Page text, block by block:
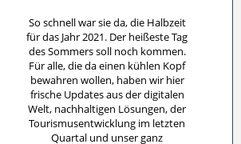
So schnell war sie da, die Halbzeit
für das Jahr 2021. Der heißeste Tag
des Sommers soll noch kommen.
Für alle, die da einen kühlen Kopf
bewahren wollen, haben wir hier
frische Updates aus der digitalen
Welt, nachhaltigen Lösungen, der
Tourismusentwicklung im letzten
Quartal und unser ganz